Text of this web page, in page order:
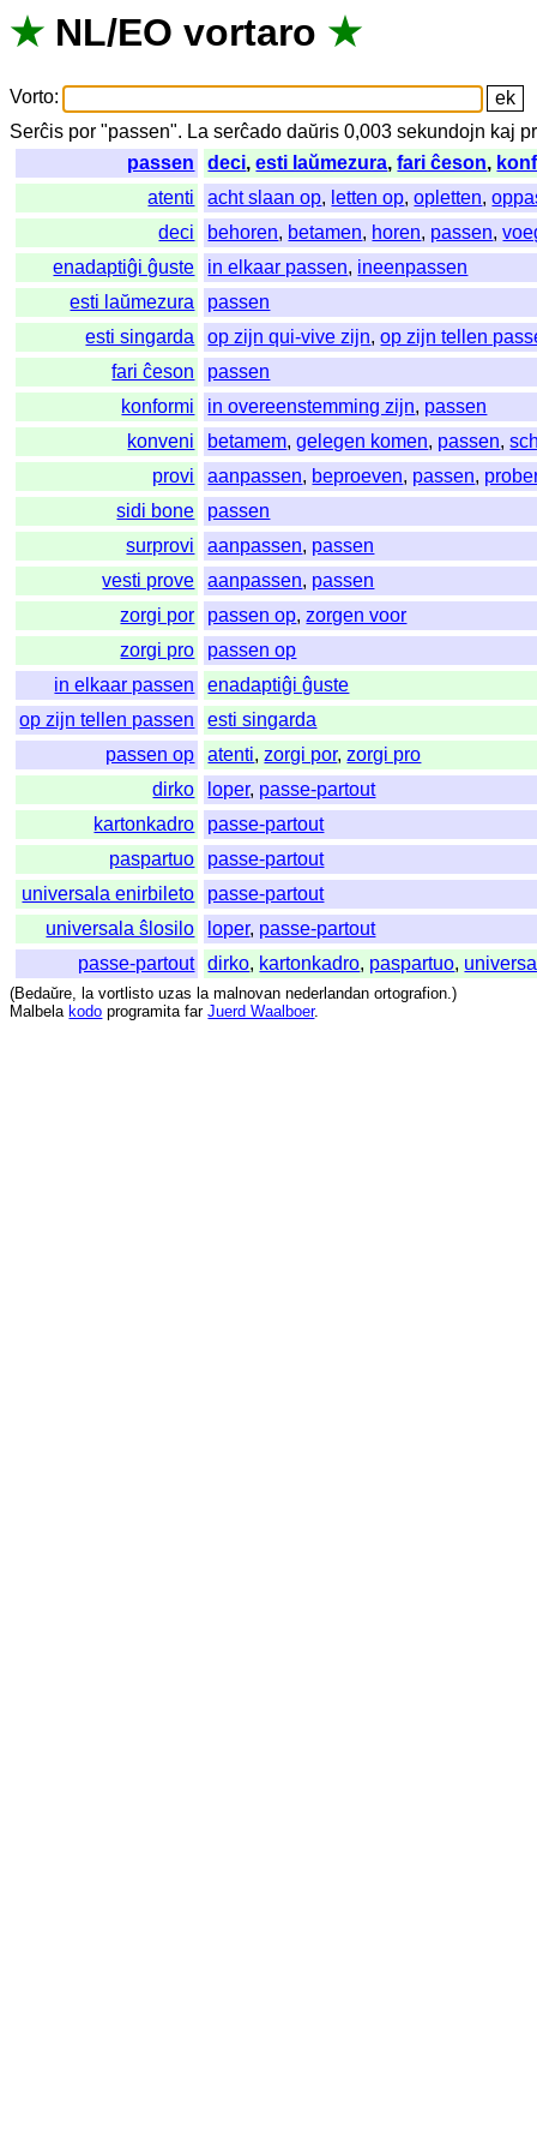
★ NL/EO vortaro ★
Vorto:
Serĉis por "passen". La serĉado daŭris 0,003sekundojn kaj
passen
deci,esti laŭmezura,fari ĉeson,
atenti
acht slaan op, letten op,opletten,
deci
behoren, betamen, horen, passen,
enadaptiĝi ĝuste
in elkaar passen, ineenpassen
esti laŭmezura
passen
esti singarda
op zijn qui-vive zijn,op zijn tellen
fari ĉeson
passen
konformi
in overeenstemming zijn, passen
konveni
betamem,gelegen komen, passen,
provi
aanpassen, beproeven, passen,
sidi bone
passen
surprovi
aanpassen, passen
vesti prove
aanpassen, passen
zorgi por
passen op,zorgen voor
zorgi pro
passen op
in elkaar passen
enadaptiĝi ĝuste
op zijn tellen passen
esti singarda
passen op
atenti,zorgi por,zorgi pro
dirko
loper, passe-partout
kartonkadro
passe-partout
paspartuo
passe-partout
universala enirbileto
passe-partout
universala ŝlosilo
loper, passe-partout
passe-partout
dirko, kartonkadro, paspartuo,
(Bedaŭre, la vortlisto uzas la malnovan nederlandan ortografion.)
Malbela kodo programita far Juerd Waalboer.